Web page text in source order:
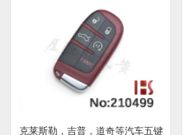
克莱斯勒，吉普，道奇等汽车五键